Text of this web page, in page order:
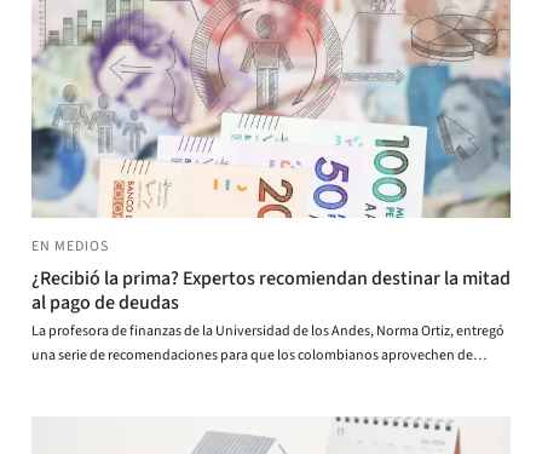
EN MEDIOS
¿Recibió la prima? Expertos recomiendan destinar la mitad
al pago de deudas
La profesora de finanzas de la Universidad de los Andes, Norma Ortiz, entregó
una serie de recomendaciones para que los colombianos aprovechen de